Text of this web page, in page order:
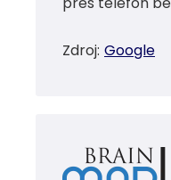
Zdroj: Google